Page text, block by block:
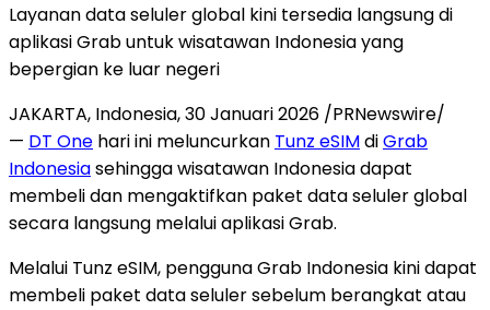
Layanan data seluler global kini tersedia langsung di
aplikasi Grab untuk wisatawan Indonesia yang
bepergian ke luar negeri
JAKARTA, Indonesia,30 Januari 2026 /PRNewswire/
— DT One hari ini meluncurkan Tunz eSIMdiGrab
Indonesiasehingga wisatawan Indonesia dapat
membeli dan mengaktifkan paket data seluler global
secara langsung melalui aplikasi Grab.
Melalui Tunz eSIM, pengguna Grab Indonesia kini dapat
membeli paket data seluler sebelum berangkat atau